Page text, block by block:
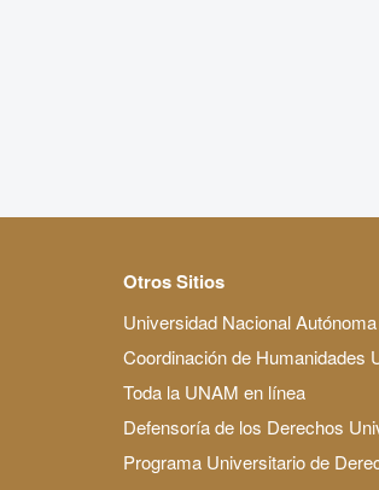
Otros Sitios
Universidad Nacional
Coordinación de Humanidades
Toda la UNAM en línea
Defensoría de los Derechos
Programa Universitario de